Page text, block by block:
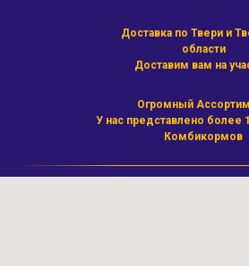
Доставка по Твери и
области
Доставим вам на
Огромный
У нас представлено более
Комбикормов